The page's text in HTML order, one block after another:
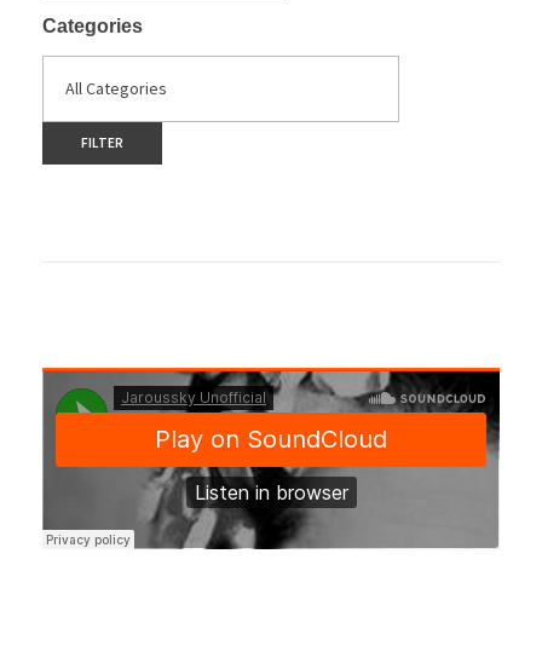
Categories